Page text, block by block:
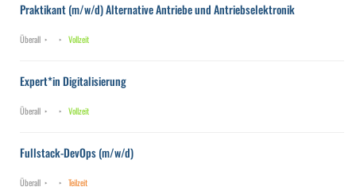
Praktikant (m/w/d) Alternative Antriebe und Antriebselektronik
Überall Vollzeit
Expert*in Digitalisierung
Überall Vollzeit
Fullstack-DevOps (m/w/d)
Überall Teilzeit